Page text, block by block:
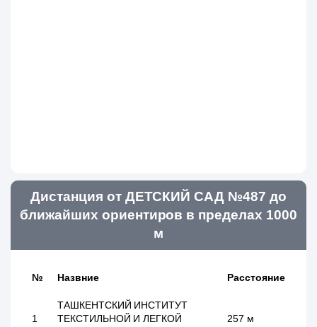
Дистанция от ДЕТСКИЙ САД №487 до
ближайших ориентиров в пределах 1000
м
№ Назвние Расстояние
1
ТАШКЕНТСКИЙ ИНСТИТУТ
ТЕКСТИЛЬНОЙ И ЛЕГКОЙ
257 м